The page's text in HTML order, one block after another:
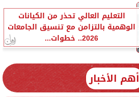
التعليم العالي تحذر من الكيانات
الوهمية بالتزامن مع تنسيق الجامعات
2026.. خطوات...
أهم الأخبار